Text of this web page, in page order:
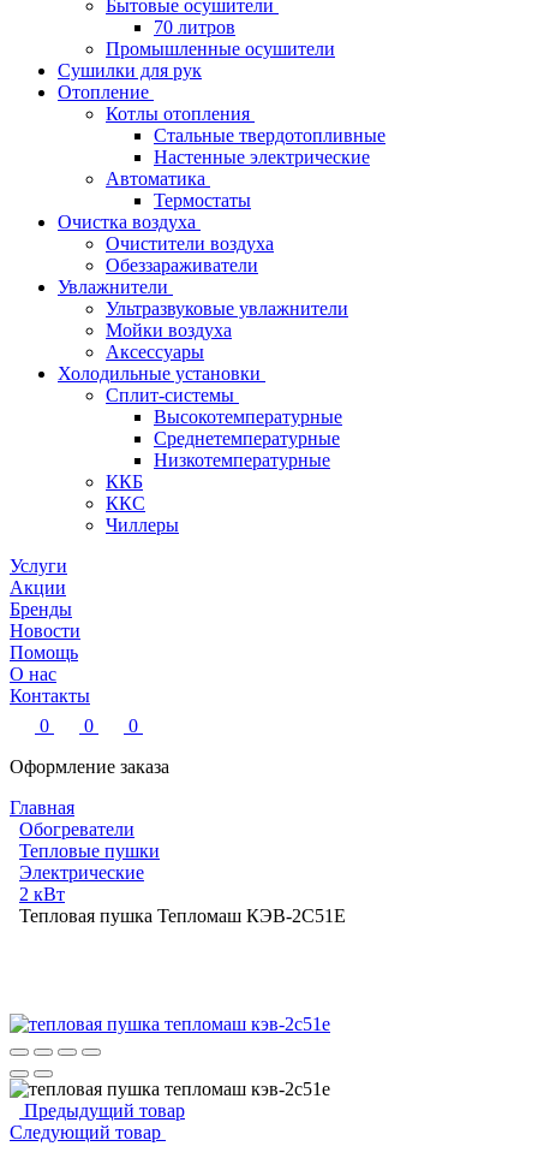
Бытовые осушители
70 литров
Промышленные осушители
Сушилки для рук
Отопление
Котлы отопления
Стальные твердотопливные
Настенные электрические
Автоматика
Термостаты
Очистка воздуха
Очистители воздуха
Обеззараживатели
Увлажнители
Ультразвуковые увлажнители
Мойки воздуха
Аксессуары
Холодильные установки
Сплит-системы
Высокотемпературные
Среднетемпературные
Низкотемпературные
ККБ
ККС
Чиллеры
Услуги
Акции
Бренды
Новости
Помощь
О нас
Контакты
0
0
0
Оформление заказа
Главная
Обогреватели
Тепловые пушки
Электрические
2 кВт
Тепловая пушка Тепломаш КЭВ-2С51Е
Предыдущий товар
Следующий товар